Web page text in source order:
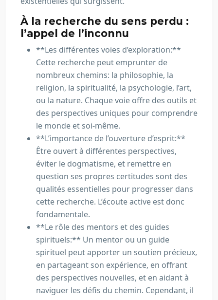
À la recherche du sens perdu :
l’appel de l’inconnu
**Les différentes voies d’exploration:**
Cette recherche peut emprunter de
nombreux chemins: la philosophie, la
religion, la spiritualité, la psychologie, l’art,
ou la nature. Chaque voie offre des outils et
des perspectives uniques pour comprendre
le monde et soi-même.
**L’importance de l’ouverture d’esprit:**
Être ouvert à différentes perspectives,
éviter le dogmatisme, et remettre en
question ses propres certitudes sont des
qualités essentielles pour progresser dans
cette recherche. L’écoute active est donc
fondamentale.
**Le rôle des mentors et des guides
spirituels:** Un mentor ou un guide
spirituel peut apporter un soutien précieux,
en partageant son expérience, en offrant
des perspectives nouvelles, et en aidant à
naviguer les défis du chemin. Cependant, il